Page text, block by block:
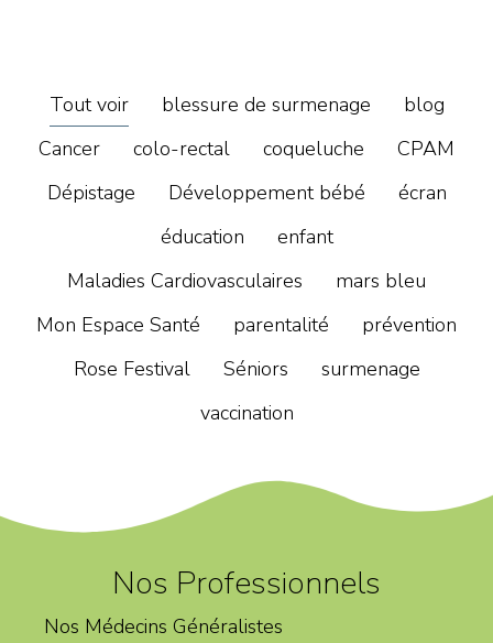
Tout voir blessure de surmenage
blog
Cancer
colo-rectal coqueluche
CPAM
Dépistage
Développement bébé
écran
éducation
enfant
Maladies Cardiovasculaires
mars bleu
Mon Espace Santé
parentalité
prévention
Rose Festival
Séniors
surmenage
vaccination
Nos Professionnels
Nos Médecins Généralistes